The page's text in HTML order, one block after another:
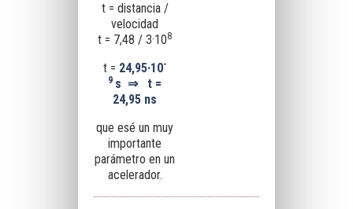
t = distancia /
velocidad
t = 7,48 / 3·108
t = 24,95·10-
9 s ⇒
t =
24,95 ns
que esé un muy
importante
parámetro en un
acelerador.